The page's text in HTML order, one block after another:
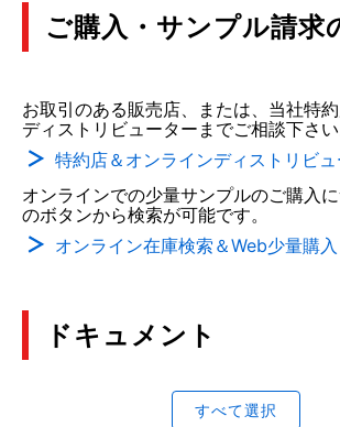
ご購入・サンプル請求
お取引のある販売店、または、当社特
ディストリビューターまでご相談下さい
特約店＆オンラインディストリビ
オンラインでの少量サンプルのご購入
のボタンから検索が可能です。
オンライン在庫検索＆Web少量購入
ドキュメント
すべて選択